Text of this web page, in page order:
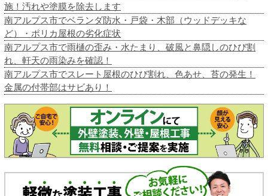
施！汚れや塗膜を除去します
南アルプス市でベランダ防水・戸袋・木部（ウッドデッキな
ど）・ポリカ屋根の劣化症状
南アルプス市で雨樋の歪み・水たまり、破風と鼻隠しのひび割
れ、軒天の雨染みを確認！
南アルプス市でスレート屋根のひび割れ、色あせ、苔の発生！
金属の付帯部はサビあり！